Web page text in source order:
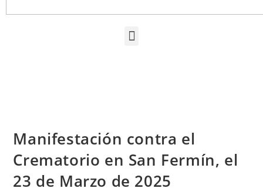
Manifestación contra el
Crematorio en San Fermín, el
23 de Marzo de 2025